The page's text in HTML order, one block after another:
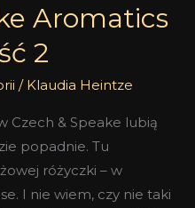
Aromatics
2
/ Klaudia Heintze
Czech & Speake lubią
popadnie. Tu
różyczki – w
I nie wiem, czy nie taki